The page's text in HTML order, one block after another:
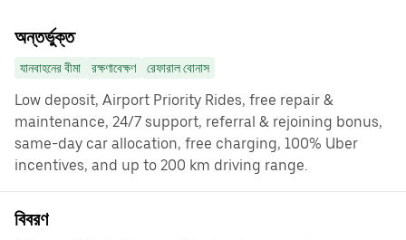
অন্তর্ভুক্ত
যানবাহনের বীমা রক্ষণাবেক্ষণ রেফারাল বোনাস
Low deposit, Airport Priority Rides, free repair &
maintenance, 24/7 support, referral & rejoining bonus,
same-day car allocation, free charging, 100% Uber
incentives, and up to 200 km driving range.
বিবরণ